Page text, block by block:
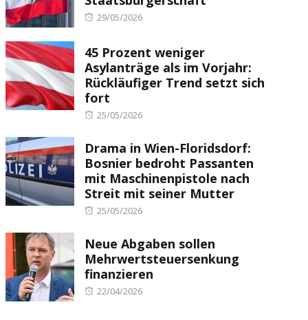
Posted
29/05/2026
45 Prozent weniger
Asylanträge als im Vorjahr:
Rückläufiger Trend setzt sich
fort
Posted
25/05/2026
Drama in Wien-Floridsdorf:
Bosnier bedroht Passanten
mit Maschinenpistole nach
Streit mit seiner Mutter
Posted
25/05/2026
Neue Abgaben sollen
Mehrwertsteuersenkung
finanzieren
Posted
22/04/2026